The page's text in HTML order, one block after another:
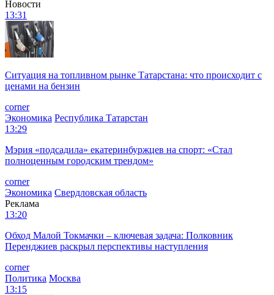
Новости
13:31
Ситуация на топливном рынке Татарстана: что происходит с
ценами на бензин
corner
Экономика Республика Татарстан
13:29
Мэрия «подсадила» екатеринбуржцев на спорт: «Стал
полноценным городским трендом»
corner
Экономика Свердловская область
Реклама
13:20
Обход Малой Токмачки – ключевая задача: Полковник
Перенджиев раскрыл перспективы наступления
corner
Политика Москва
13:15